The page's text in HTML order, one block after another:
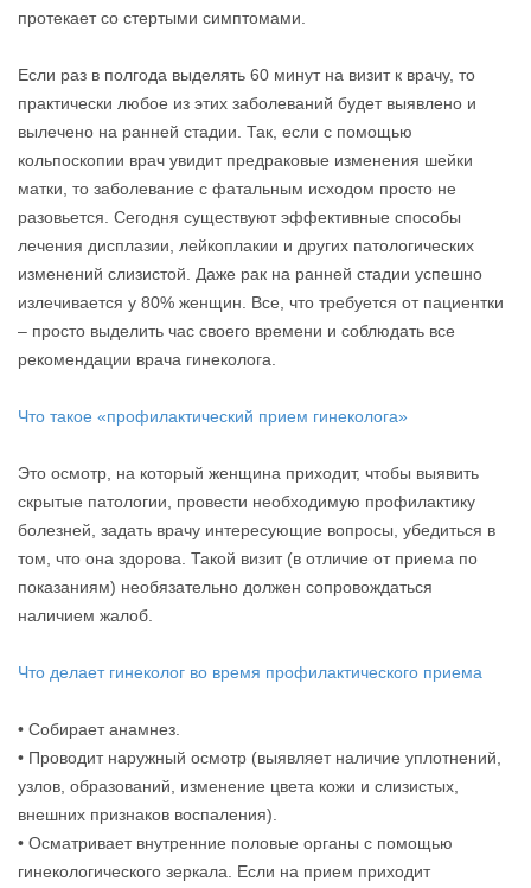
протекает со стертыми симптомами.
Если раз в полгода выделять 60 минут на визит к врачу, то
практически любое из этих заболеваний будет выявлено и
вылечено на ранней стадии. Так, если с помощью
кольпоскопии врач увидит предраковые изменения шейки
матки, то заболевание с фатальным исходом просто не
разовьется. Сегодня существуют эффективные способы
лечения дисплазии, лейкоплакии и других патологических
изменений слизистой. Даже рак на ранней стадии успешно
излечивается у 80% женщин. Все, что требуется от пациентки
– просто выделить час своего времени и соблюдать все
рекомендации врача гинеколога.
Что такое «профилактический прием гинеколога»
Это осмотр, на который женщина приходит, чтобы выявить
скрытые патологии, провести необходимую профилактику
болезней, задать врачу интересующие вопросы, убедиться в
том, что она здорова. Такой визит (в отличие от приема по
показаниям) необязательно должен сопровождаться
наличием жалоб.
Что делает гинеколог во время профилактического приема
• Собирает анамнез.
• Проводит наружный осмотр (выявляет наличие уплотнений,
узлов, образований, изменение цвета кожи и слизистых,
внешних признаков воспаления).
• Осматривает внутренние половые органы с помощью
гинекологического зеркала. Если на прием приходит